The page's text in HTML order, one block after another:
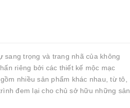
trọng và trang nhã của không
riêng bởi các thiết kế mộc mạc
nhiều sản phẩm khác nhau, từ tô,
đem lại cho chủ sở hữu những sản